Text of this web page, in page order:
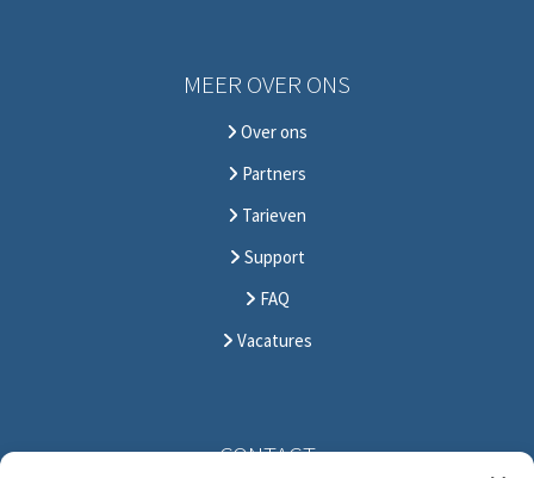
MEER OVER ONS
Over ons
Partners
Tarieven
Support
FAQ
Vacatures
CONTACT